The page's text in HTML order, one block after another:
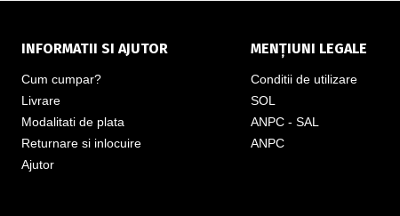
INFORMATII SI AJUTOR
Cum cumpar?
Livrare
Modalitati de plata
Returnare si inlocuire
Ajutor
MENȚIUNI LEGALE
Conditii de utilizare
SOL
ANPC - SAL
ANPC